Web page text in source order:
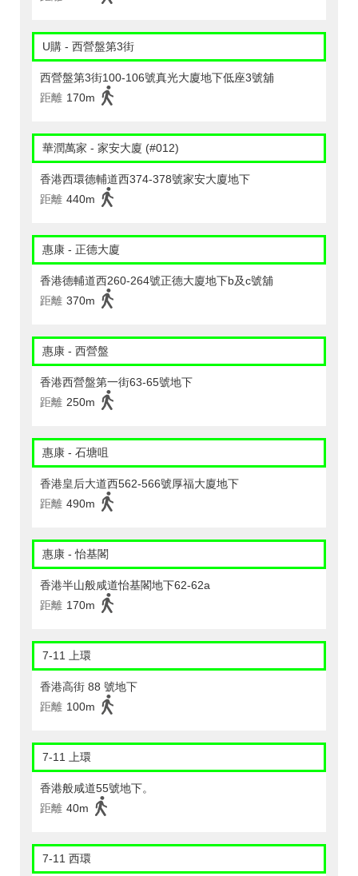
U購 - 西營盤第3街
西營盤第3街100-106號真光大廈地下低座3號舖
距離 170m
華潤萬家 - 家安大廈 (#012)
香港西環德輔道西374-378號家安大廈地下
距離 440m
惠康 - 正德大廈
香港德輔道西260-264號正德大廈地下b及c號舖
距離 370m
惠康 - 西營盤
香港西營盤第一街63-65號地下
距離 250m
惠康 - 石塘咀
香港皇后大道西562-566號厚福大廈地下
距離 490m
惠康 - 怡基閣
香港半山般咸道怡基閣地下62-62a
距離 170m
7-11 上環
香港高街 88 號地下
距離 100m
7-11 上環
香港般咸道55號地下。
距離 40m
7-11 西環